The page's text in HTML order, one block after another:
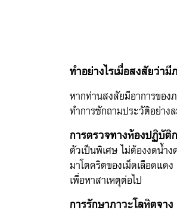
ทำอย่างไรเมื่อสงสัยว่ามี
หากท่านสงสัยมีอาการของ
ทำการซักถามประวัติอย่าง
การตรวจทางห้องปฏิบัติ
ตัวเป็นพิเศษ ไม่ต้องงดน้ำ
มาโตคริตของเม็ดเลือดแด
เพื่อหาสาเหตุต่อไป
การรักษาภาวะโลหิตจาง